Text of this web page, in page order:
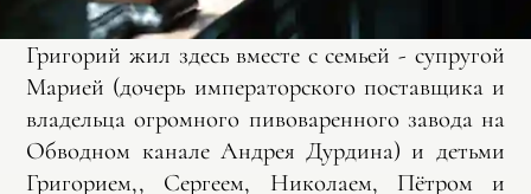
Григорий жил здесь вместе с семьей - супругой
Марией (дочерь императорского поставщика и
владельца огромного пивоваренного завода на
Обводном канале Андрея Дурдина) и детьми
Григорием,, Сергеем, Николаем, Пётром и